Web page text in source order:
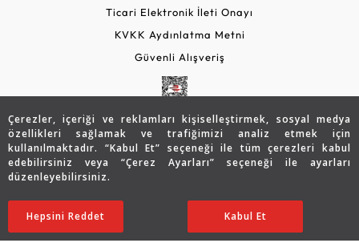
Çerezler, içeriği ve reklamları kişiselleştirmek, sosyal medya
özellikleri sağlamak ve trafiğimizi analiz etmek için
kullanılmaktadır. “Kabul Et” seçeneği ile tüm çerezleri kabul
edebilirsiniz veya “Çerez Ayarları” seçeneği ile ayarları
düzenleyebilirsiniz.
Ayarları Düzenle
Hepsini Reddet Kabul Et
12.814 TL
8.943 TL SATIN ALIN
Ticari Elektronik İleti Onayı
KVKK Aydınlatma Metni
Güvenli Alışveriş
Copyright © 2026 Assos Pırlanta - Bu sitenin tüm hakları